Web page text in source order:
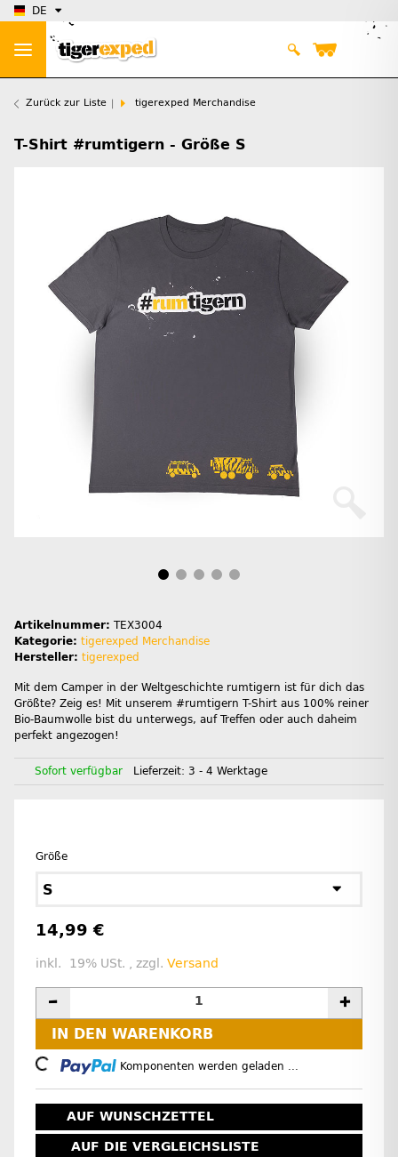
DE
Zurück zur Liste tigerexped Merchandise
T-Shirt #rumtigern - Größe S
Artikelnummer: TEX3004
Kategorie: tigerexped Merchandise
Hersteller: tigerexped
Mit dem Camper in der Weltgeschichte rumtigern ist für dich das
Größte? Zeig es! Mit unserem #rumtigern T-Shirt aus 100% reiner
Bio-Baumwolle bist du unterwegs, auf Treffen oder auch daheim
perfekt angezogen!
Sofort verfügbar Lieferzeit: 3 - 4 Werktage
Größe
S
14,99 €
inkl. 19% USt. , zzgl. Versand
IN DEN WARENKORB
Loading... Komponenten werden geladen ...
AUF WUNSCHZETTEL
AUF DIE VERGLEICHSLISTE